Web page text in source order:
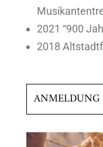
2021 “900
2018